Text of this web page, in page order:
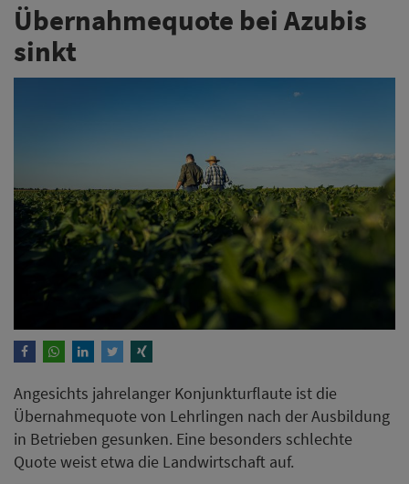
Übernahmequote bei Azubis
sinkt
Angesichts jahrelanger Konjunkturflaute ist die
Übernahmequote von Lehrlingen nach der Ausbildung
in Betrieben gesunken. Eine besonders schlechte
Quote weist etwa die Landwirtschaft auf.